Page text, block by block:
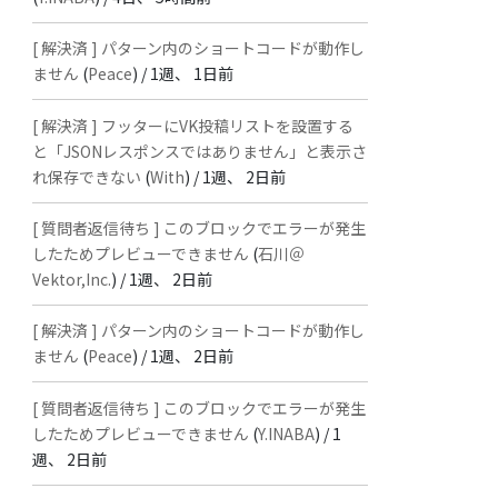
[ 解決済 ] パターン内のショートコードが動作し
ません (Peace) /1週、 1日前
[ 解決済 ] フッターにVK投稿リストを設置する
と「JSONレスポンスではありません」と表示さ
れ保存できない (With) /1週、 2日前
[ 質問者返信待ち ] このブロックでエラーが発生
したためプレビューできません (石川＠
Vektor,Inc.) /1週、 2日前
[ 解決済 ] パターン内のショートコードが動作し
ません (Peace) /1週、 2日前
[ 質問者返信待ち ] このブロックでエラーが発生
したためプレビューできません (Y.INABA) /1
週、 2日前